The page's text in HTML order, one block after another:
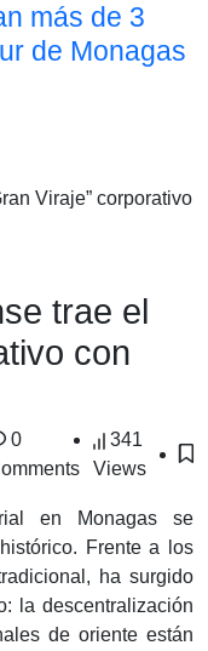
más de 3
de Monagas
Viraje” corporativo
trae el
con
0
341
Views
en Monagas se
Frente a los
ha surgido
la descentralización
de oriente están